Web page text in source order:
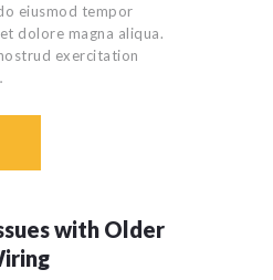
eiusmod tempor
dolore magna aliqua.
exercitation
with Older